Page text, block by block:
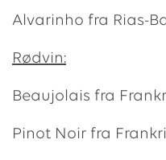
Alvarinho fra Rias-
Rødvin:
Beaujolais fra
Pinot Noir fra